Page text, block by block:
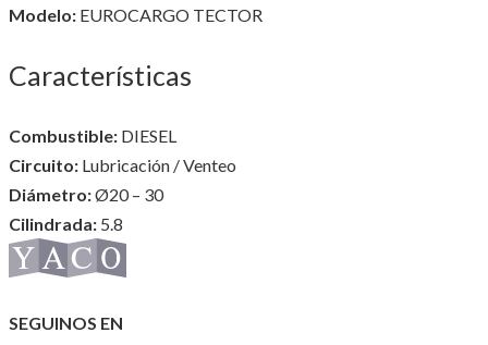
Modelo: EUROCARGO TECTOR
Características
Combustible: DIESEL
Circuito: Lubricación / Venteo
Diámetro:Ø20 – 30
Cilindrada: 5.8
SEGUINOS EN